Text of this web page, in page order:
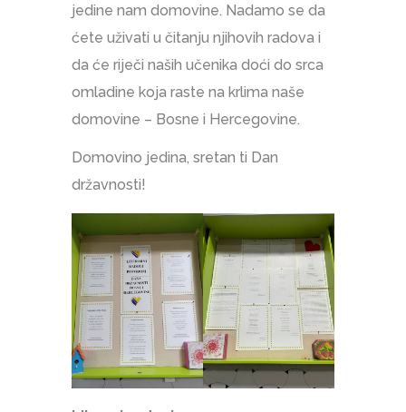
jedine nam domovine. Nadamo se da
ćete uživati u čitanju njihovih radova i
da će riječi naših učenika doći do srca
omladine koja raste na krlima naše
domovine – Bosne i Hercegovine.
Domovino jedina, sretan ti Dan
državnosti!